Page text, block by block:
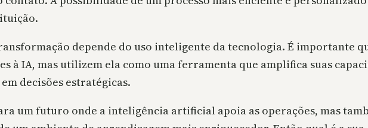
depende do uso inteligente da tecnologia. É importante
à IA, mas utilizem ela como uma ferramenta que amplifica suas
decisões estratégicas.
um futuro onde a inteligência artificial apoia as operações, mas